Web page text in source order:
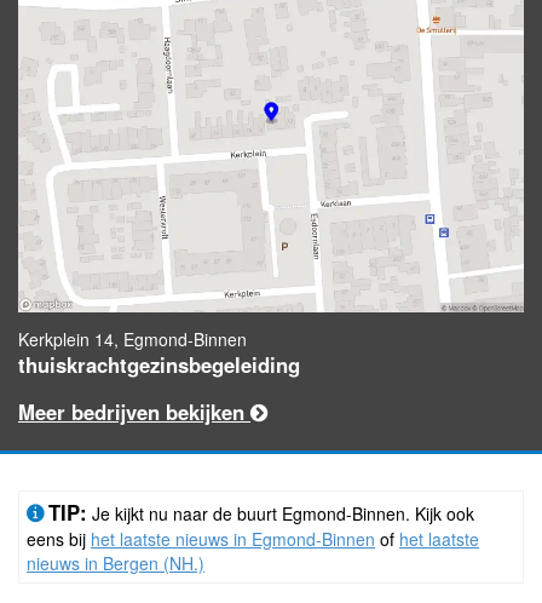
Kerkplein 14, Egmond-Binnen
thuiskrachtgezinsbegeleiding
Meer bedrijven bekijken
TIP: Je kijkt nu naar de buurt Egmond-Binnen. Kijk ook
eens bij het laatste nieuws in Egmond-Binnen of het laatste
nieuws in Bergen (NH.)